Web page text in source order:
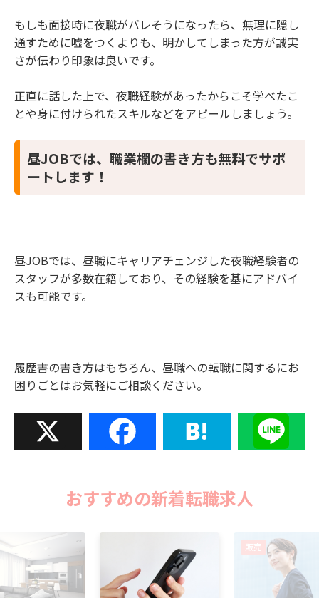
もしも面接時に夜職がバレそうになったら、無理に隠し
通すために嘘をつくよりも、明かしてしまった方が誠実
さが伝わり印象は良いです。
正直に話した上で、夜職経験があったからこそ学べたこ
とや身に付けられたスキルなどをアピールしましょう。
昼JOBでは、職業欄の書き方も無料でサポ
ートします！
昼JOBでは、昼職にキャリアチェンジした夜職経験者の
スタッフが多数在籍しており、その経験を基にアドバイ
スも可能です。
履歴書の書き方はもちろん、昼職への転職に関するにお
困りごとはお気軽にご相談ください。
Facebook Hatena Line
おすすめの新着転職求人
販売